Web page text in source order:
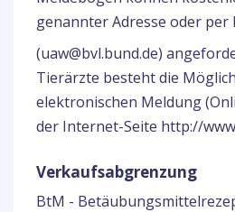
genannter Adresse oder per
(uaw@bvl.bund.de)
Tierärzte besteht die
elektronischen Meldung
der Internet-Seite http://
Verkaufsabgrenzung
BtM -